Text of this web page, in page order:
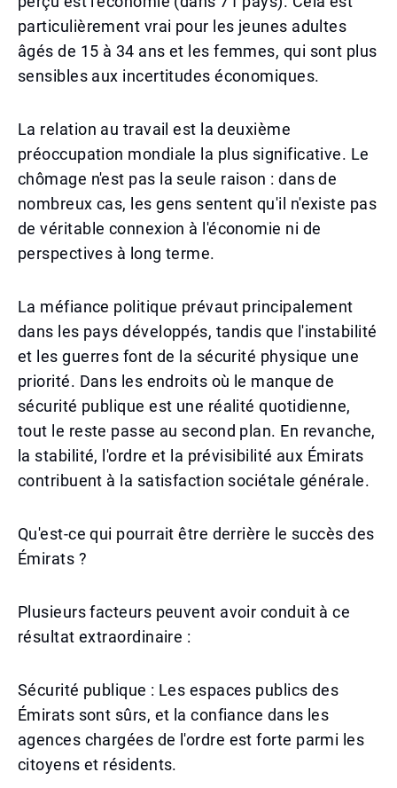
particulièrement vrai pour les jeunes adultes
âgés de 15 à 34 ans et les femmes, qui sont plus
sensibles aux incertitudes économiques.
La relation au travail est la deuxième
préoccupation mondiale la plus significative. Le
chômage n'est pas la seule raison : dans de
nombreux cas, les gens sentent qu'il n'existe pas
de véritable connexion à l'économie ni de
perspectives à long terme.
La méfiance politique prévaut principalement
dans les pays développés, tandis que l'instabilité
et les guerres font de la sécurité physique une
priorité. Dans les endroits où le manque de
sécurité publique est une réalité quotidienne,
tout le reste passe au second plan. En revanche,
la stabilité, l'ordre et la prévisibilité aux Émirats
contribuent à la satisfaction sociétale générale.
Qu'est-ce qui pourrait être derrière le succès des
Émirats ?
Plusieurs facteurs peuvent avoir conduit à ce
résultat extraordinaire :
Sécurité publique : Les espaces publics des
Émirats sont sûrs, et la confiance dans les
agences chargées de l'ordre est forte parmi les
citoyens et résidents.